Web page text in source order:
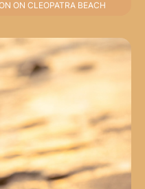
ON CLEOPATRA BEACH